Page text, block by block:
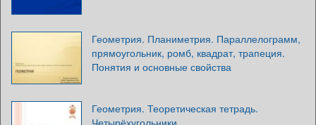
Геометрия. Планиметрия. Параллелограмм,
прямоугольник, ромб, квадрат, трапеция.
Понятия и основные свойства
Геометрия. Теоретическая тетрадь.
Четырёхугольники